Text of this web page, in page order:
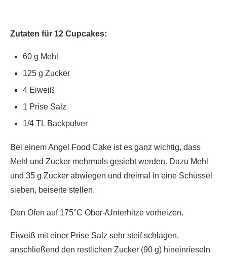
Zutaten für 12 Cupcakes:
60 g Mehl
125 g Zucker
4 Eiweiß
1 Prise Salz
1/4 TL Backpulver
Bei einem Angel Food Cake ist es ganz wichtig, dass
Mehl und Zucker mehrmals gesiebt werden. Dazu Mehl
und 35 g Zucker abwiegen und dreimal in eine Schüssel
sieben, beiseite stellen.
Den Ofen auf 175°C Ober-/Unterhitze vorheizen.
Eiweiß mit einer Prise Salz sehr steif schlagen,
anschließend den restlichen Zucker (90 g) hineinrieseln